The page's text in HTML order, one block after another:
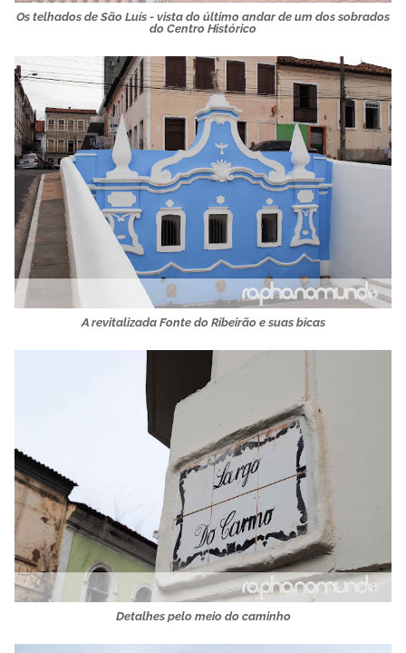
Os telhados de São Luís - vista do último andar de um dos sobrados
do Centro Histórico
A revitalizada Fonte do Ribeirão e suas bicas
Detalhes pelo meio do caminho